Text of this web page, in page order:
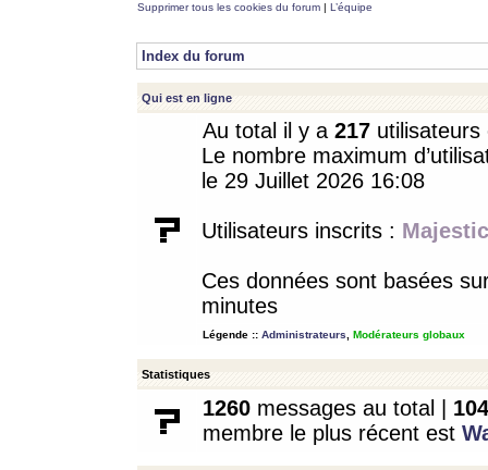
Supprimer tous les cookies du forum | L’équipe
Index du forum
Qui est en ligne
Au total il y a 217
Le nombre maximum
le 29 Juillet 2026 16:08
Utilisateurs inscrits :
Ces données sont basées
minutes
Légende :: Administrateurs Modérateurs globaux
Statistiques
1260 messages au total | 104
membre le plus récent est